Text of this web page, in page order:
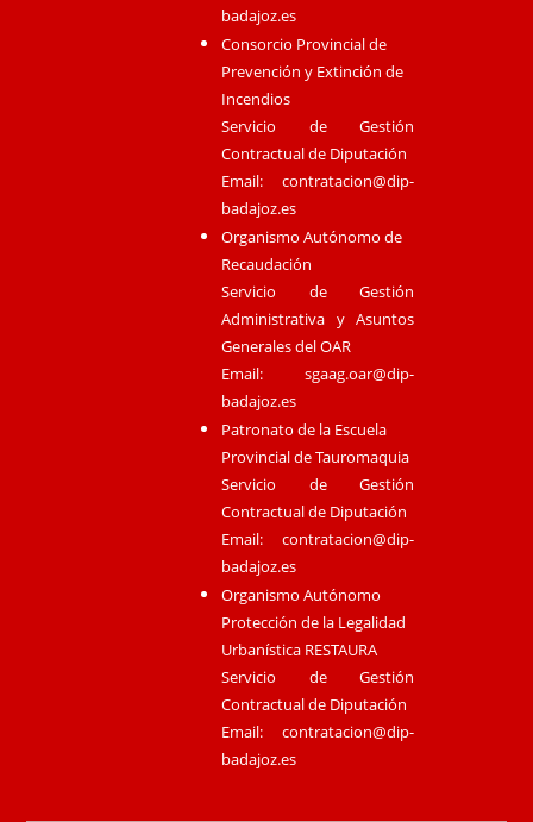
badajoz.es
Consorcio Provincial de
Prevención y Extinción de
Incendios
Servicio de Gestión
Contractual de Diputación
Email:contratacion@dip-
badajoz.es
Organismo Autónomo de
Recaudación
Servicio de Gestión
Administrativa y Asuntos
Generales del OAR
Email:sgaag.oar@dip-
badajoz.es
Patronato de la Escuela
Provincial de Tauromaquia
Servicio de Gestión
Contractual de Diputación
Email:contratacion@dip-
badajoz.es
Organismo Autónomo
Protección de la Legalidad
Urbanística RESTAURA
Servicio de Gestión
Contractual de Diputación
Email:contratacion@dip-
badajoz.es